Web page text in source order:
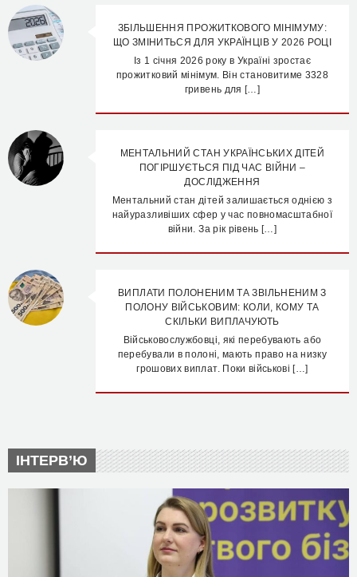
ЗБІЛЬШЕННЯ ПРОЖИТКОВОГО МІНІМУМУ:
ЩО ЗМІНИТЬСЯ ДЛЯ УКРАЇНЦІВ У 2026 РОЦІ
Із 1 січня 2026 року в Україні зростає
прожитковий мінімум. Він становитиме 3328
гривень для […]
МЕНТАЛЬНИЙ СТАН УКРАЇНСЬКИХ ДІТЕЙ
ПОГІРШУЄТЬСЯ ПІД ЧАС ВІЙНИ –
ДОСЛІДЖЕННЯ
Ментальний стан дітей залишається однією з
найуразливіших сфер у час повномасштабної
війни. За рік рівень […]
ВИПЛАТИ ПОЛОНЕНИМ ТА ЗВІЛЬНЕНИМ З
ПОЛОНУ ВІЙСЬКОВИМ: КОЛИ, КОМУ ТА
СКІЛЬКИ ВИПЛАЧУЮТЬ
Військовослужбовці, які перебувають або
перебували в полоні, мають право на низку
грошових виплат. Поки військові […]
ІНТЕРВ’Ю